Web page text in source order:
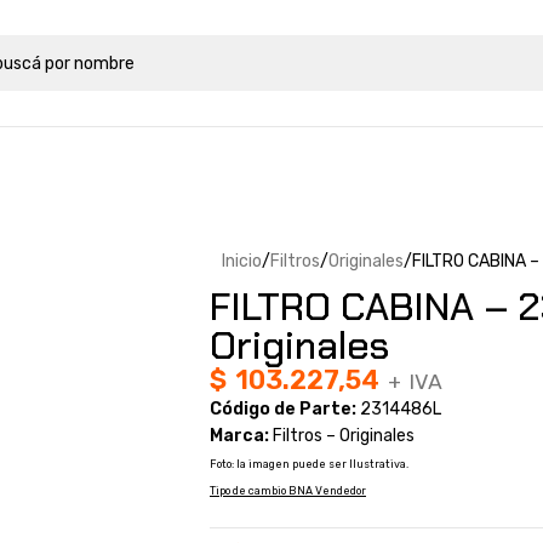
Inicio Filtros Originales FILTRO
FILTRO CABINA
Originales
$ 103.227,54 + IVA
Código de Parte: 2314486L
Marca: Filtros – Originales
Foto: la imagen puede ser Ilustrativa.
Tipo de cambio BNA Vendedor